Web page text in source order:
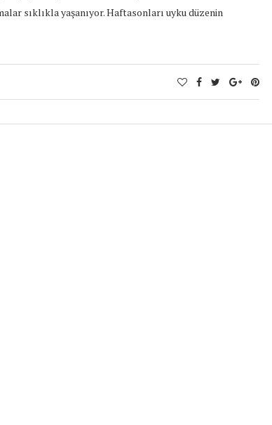
sıklıkla yaşanıyor. Haftasonları uyku düzenin